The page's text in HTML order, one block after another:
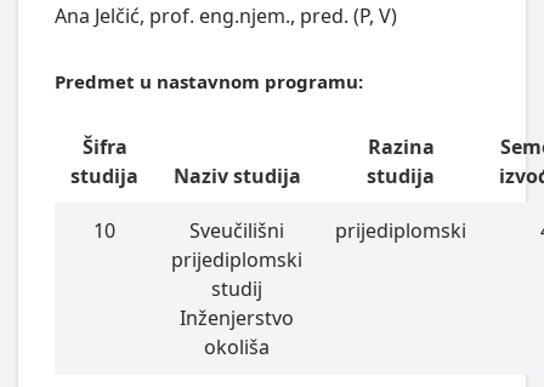
Ana Jelčić, prof. eng.njem., pred. (P, V)
Predmet u nastavnom programu:
Šifra
studija
Naziv studija
Razina
studija
10
Sveučilišni
prijediplomski
studij
Inženjerstvo
okoliša
prijediplomski